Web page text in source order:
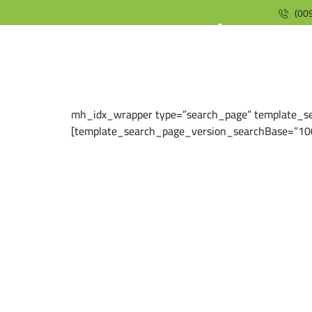
[mh_idx_wrapper type=”search_page”